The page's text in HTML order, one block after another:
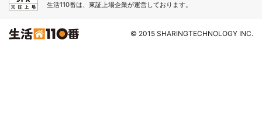
生活110番は、東証上場企業が運営しております。
© 2015 SHARINGTECHNOLOGY INC.